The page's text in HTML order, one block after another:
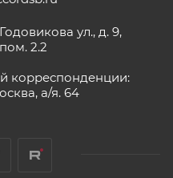
ул., д. 9,
пом. 2.2
корреспонденции:
а/я. 64